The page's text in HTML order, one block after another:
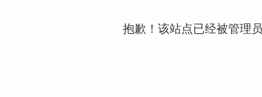
抱歉！该站点已经被管理